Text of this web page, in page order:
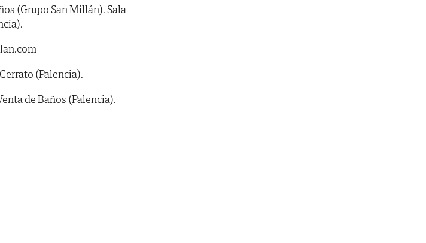
(Grupo San Millán). Sala
(Palencia).
de Baños (Palencia).